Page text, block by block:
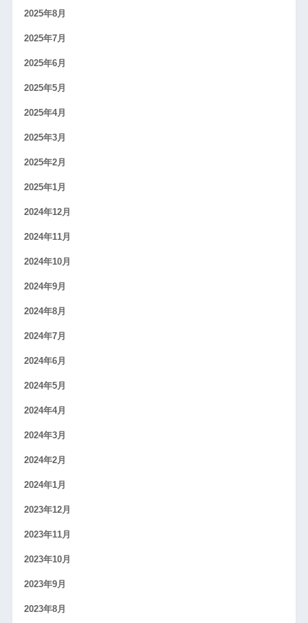
2025年8月
2025年7月
2025年6月
2025年5月
2025年4月
2025年3月
2025年2月
2025年1月
2024年12月
2024年11月
2024年10月
2024年9月
2024年8月
2024年7月
2024年6月
2024年5月
2024年4月
2024年3月
2024年2月
2024年1月
2023年12月
2023年11月
2023年10月
2023年9月
2023年8月